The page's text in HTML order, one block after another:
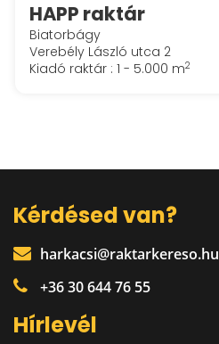
HAPP raktár
Biatorbágy
Verebély László utca 2
Kiadó raktár : 1 - 5.000 m2
Kérdésed van?
harkacsi@raktarkereso.hu
+36 30 644 76 55
Hírlevél